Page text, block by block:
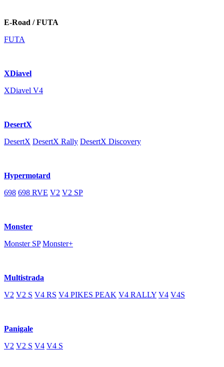
E-Road / FUTA
FUTA
XDiavel
XDiavel V4
DesertX
DesertX DesertX Rally DesertX Discovery
Hypermotard
698 698 RVE V2 V2 SP
Monster
Monster SP Monster+
Multistrada
V2 V2 S V4 RS V4 PIKES PEAK V4 RALLY V4 V4S
Panigale
V2 V2 S V4 V4 S